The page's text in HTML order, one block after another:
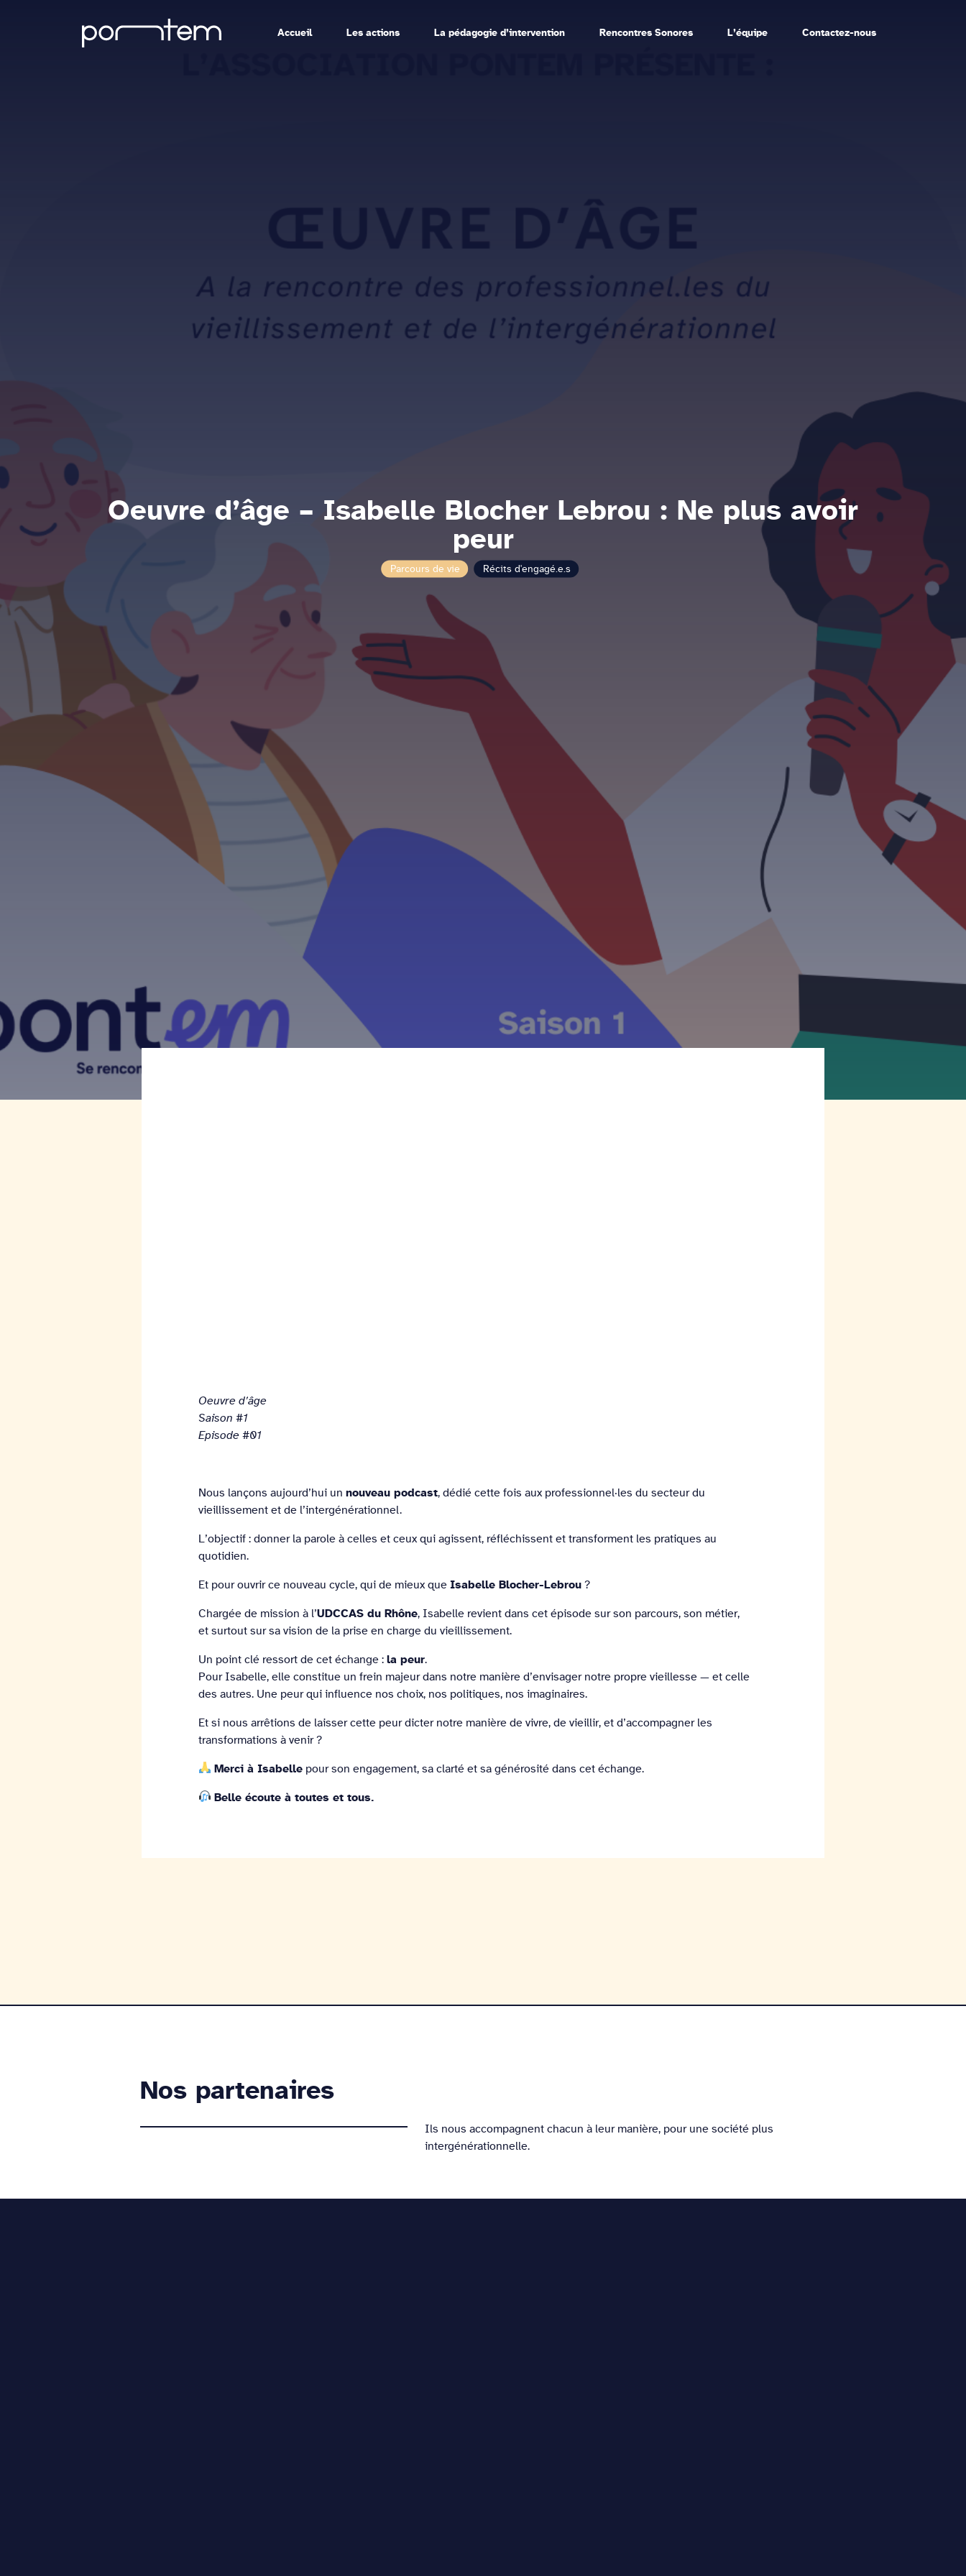
Accueil Les actions La pédagogie d’intervention Rencontres Sonores L’équipe Contactez-nous
Oeuvre d’âge – Isabelle Blocher Lebrou : Ne plus avoir
peur
Parcours de vie Récits d'engagé.e.s
Oeuvre d’âge
Saison #1
Episode #01
Nous lançons aujourd’hui unnouveau podcast, dédié cette fois aux professionnel·les du secteur du
vieillissement et de l’intergénérationnel.
L’objectif : donner la parole à celles et ceux qui agissent, réfléchissent et transforment les pratiques au
quotidien.
Et pour ouvrir ce nouveau cycle, qui de mieux que Isabelle Blocher-Lebrou ?
Chargée de mission à l’UDCCAS du Rhône, Isabelle revient dans cet épisode sur son parcours, son métier,
et surtout sur sa vision de la prise en charge du vieillissement.
Un point clé ressort de cet échange :la peur.
Pour Isabelle, elle constitue un frein majeur dans notre manière d’envisager notre propre vieillesse — et celle
des autres. Une peur qui influence nos choix, nos politiques, nos imaginaires.
Et si nous arrêtions de laisser cette peur dicter notre manière de vivre, de vieillir, et d’accompagner les
transformations à venir ?
Merci à Isabelle pour son engagement, sa clarté et sa générosité dans cet échange.
Belle écoute à toutes et tous.
Nos partenaires
Ils nous accompagnent chacun à leur manière, pour une société plus
intergénérationnelle.